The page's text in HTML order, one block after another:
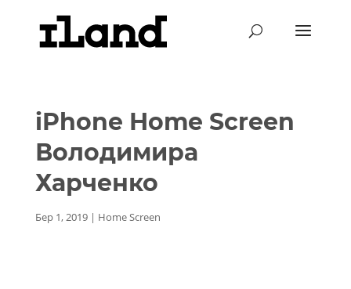
iPhone Home Screen
Володимира
Харченко
Бер 1, 2019| Home Screen